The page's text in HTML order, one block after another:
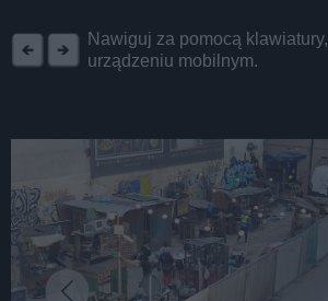
Nawiguj za pomocą
urządzeniu mobilnym.